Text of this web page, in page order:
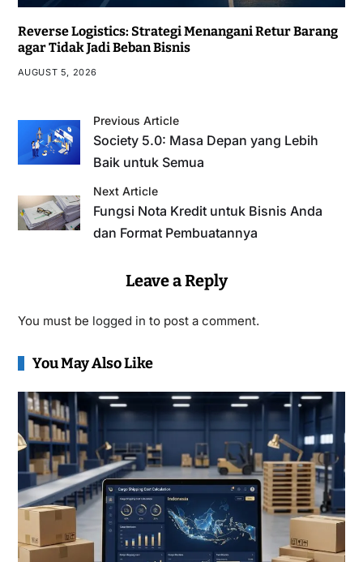
Reverse Logistics: Strategi Menangani Retur Barang
agar Tidak Jadi Beban Bisnis
AUGUST 5, 2026
Previous Article
Society 5.0: Masa Depan yang Lebih
Baik untuk Semua
Next Article
Fungsi Nota Kredit untuk Bisnis Anda
dan Format Pembuatannya
Leave a Reply
You must be logged in to post a comment.
You May Also Like